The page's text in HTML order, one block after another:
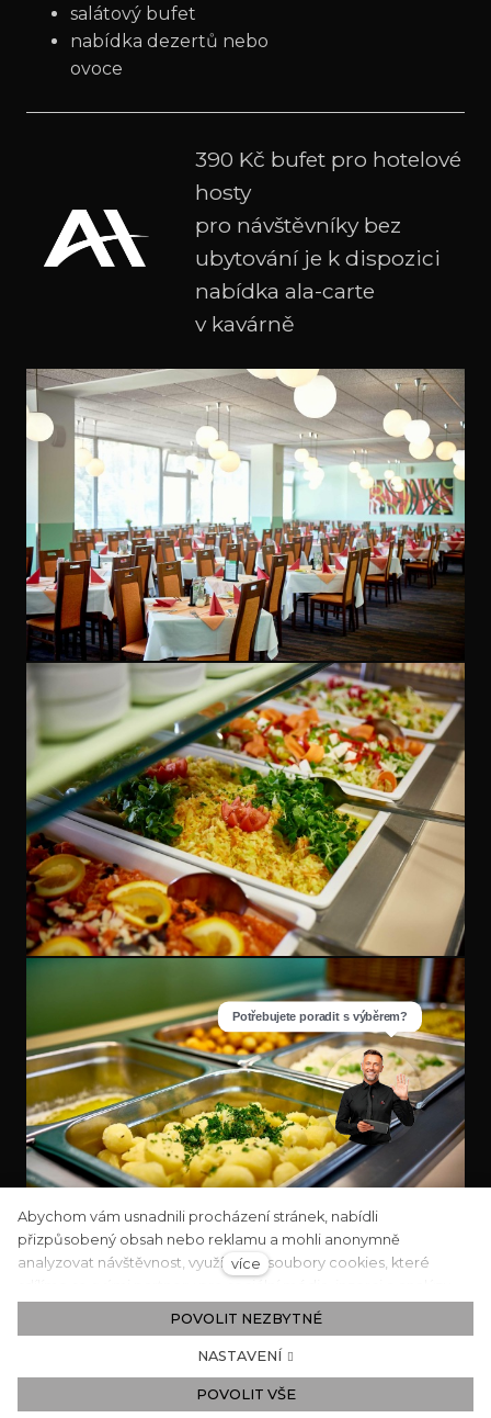
salátový bufet
nabídka dezertů nebo
ovoce
390 Kč bufet pro hotelové
hosty
pro návštěvníky bez
ubytování je k dispozici
nabídka ala-carte
v kavárně
Abychom vám usnadnili procházení stránek, nabídli
přizpůsobený obsah nebo reklamu a mohli anonymně
analyzovat návštěvnost, využíváme soubory cookies, které
Jejich nastavení upravíte odkazem "Nastavení cookies" a
informace najdete v našich Zásadách ochrany osobních údajů a
používání souborů cookies. Souhlasíte s používáním cookies?
více
POVOLIT NEZBYTNÉ
NASTAVENÍ
POVOLIT VŠE